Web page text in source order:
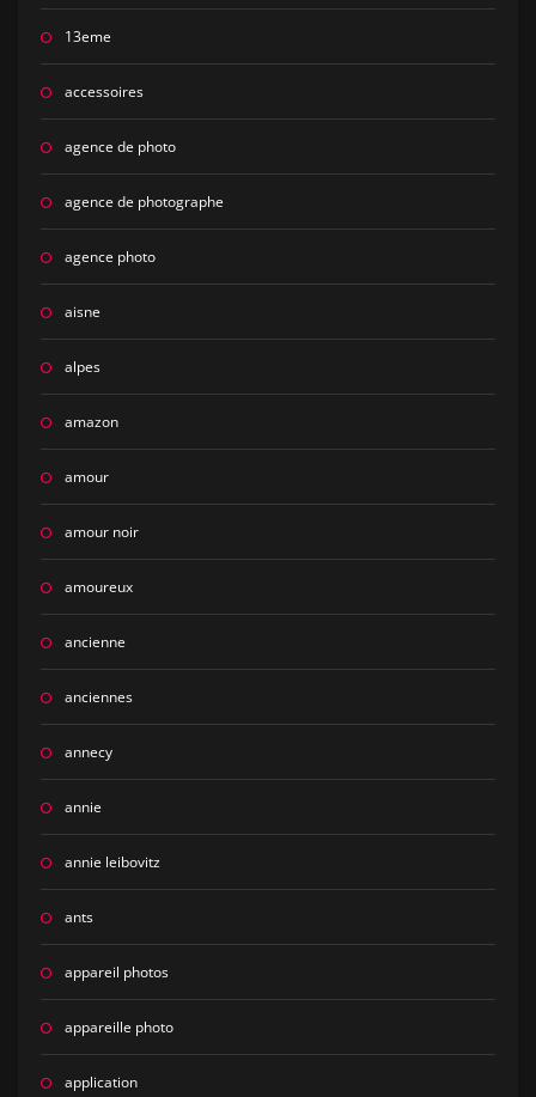
13eme
accessoires
agence de photo
agence de photographe
agence photo
aisne
alpes
amazon
amour
amour noir
amoureux
ancienne
anciennes
annecy
annie
annie leibovitz
ants
appareil photos
appareille photo
application